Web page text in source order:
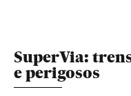
SuperVia:
e perigosos